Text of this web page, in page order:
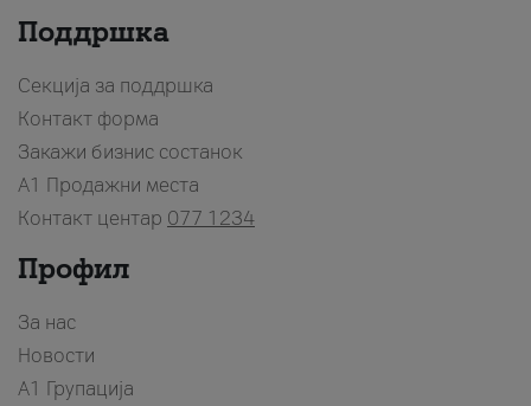
Поддршка
Секција за поддршка
Контакт форма
Закажи бизнис состанок
A1 Продажни места
Контакт центар 077 1234
Профил
За нас
Новости
А1 Групација